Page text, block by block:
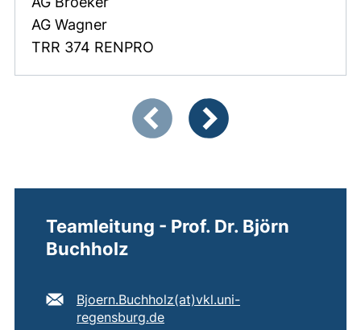
AG Wagner
TRR 374 RENPRO
Zeigt Folie 1 von 3
Teamleitung - Prof. Dr. Björn
Buchholz
E-Mail Adresse:
Bjoern.Buchholz​(at)​vkl.uni-
regensburg.de(öffnet Ihr E-Mail-Programm)